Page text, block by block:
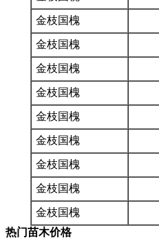
金枝国槐
金枝国槐
金枝国槐
金枝国槐
金枝国槐
金枝国槐
金枝国槐
金枝国槐
金枝国槐
热门苗木价格